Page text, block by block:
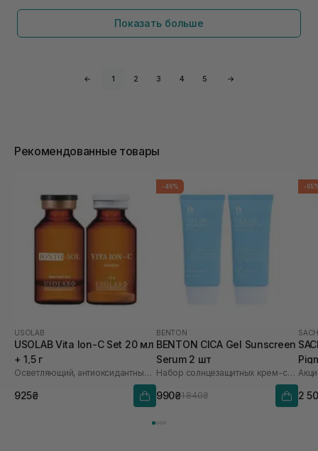
Показать больше
← 1 2 3 4 5 →
Рекомендованные товары
USOLAB
USOLAB Vita Ion-C Set 20 мл
+ 1,5 г
Осветляющий, антиоксидантный и омолаживающий набор
925₴
-46%
BENTON
BENTON CICA Gel Sunscreen
Serum 2 шт
Набор солнцезащитных крем-сывороток
990₴1 840₴
-
2